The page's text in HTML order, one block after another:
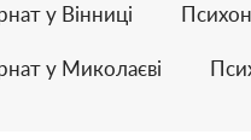
у Вінниці
у Миколаєві